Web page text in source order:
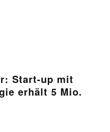
Start-up mit
erhält 5 Mio.